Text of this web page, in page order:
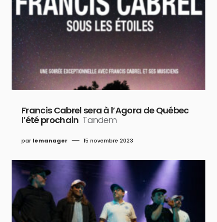
Francis Cabrel sera à l’Agora de Québec
l’été prochain Tandem
par lemanager 15 novembre 2023